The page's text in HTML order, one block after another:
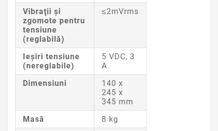
Vibraţii şi
zgomote pentru
tensiune
(reglabilă)
≤2mVrms
Ieşiri tensiune
(nereglabile)
5 VDC, 3
A
Dimensiuni
140 x
245 x
345 mm
Masă
8 kg